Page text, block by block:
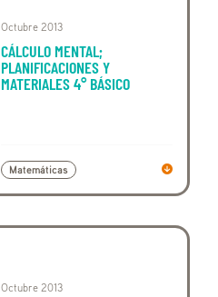
Octubre 2013
CÁLCULO MENTAL;
PLANIFICACIONES Y
MATERIALES 4° BÁSICO
Matemáticas
Octubre 2013